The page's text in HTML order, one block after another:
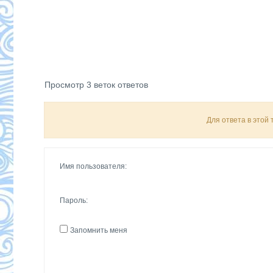
Просмотр 3 веток ответов
Для ответа в этой
Имя пользователя:
Пароль:
Запомнить меня